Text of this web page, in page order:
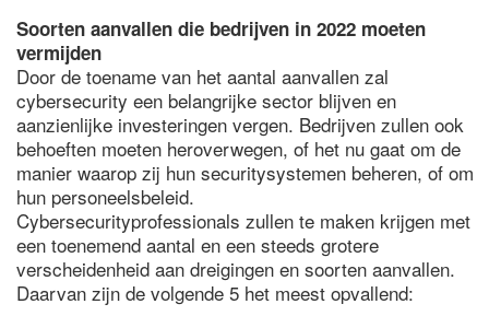
Soorten aanvallen die bedrijven in 2022 moeten
vermijden
Door de toename van het aantal aanvallen zal
cybersecurity een belangrijke sector blijven en
aanzienlijke investeringen vergen. Bedrijven zullen ook
behoeften moeten heroverwegen, of het nu gaat om de
manier waarop zij hun securitysystemen beheren, of om
hun personeelsbeleid.
Cybersecurityprofessionals zullen te maken krijgen met
een toenemend aantal en een steeds grotere
verscheidenheid aan dreigingen en soorten aanvallen.
Daarvan zijn de volgende 5 het meest opvallend: